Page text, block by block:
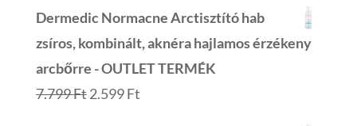
Dermedic Normacne Arctisztító hab
zsíros, kombinált, aknéra hajlamos érzékeny
arcbőrre - OUTLET TERMÉK
7.799FtOriginal
2.599FtCurrent